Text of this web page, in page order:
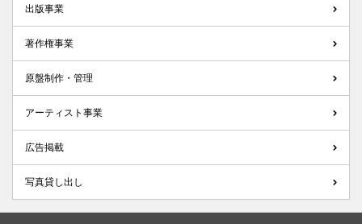
出版事業
著作権事業
原盤制作・管理
アーティスト事業
広告掲載
写真貸し出し